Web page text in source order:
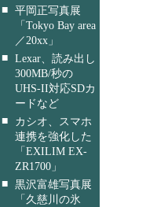
■ 平岡正写真展
「Tokyo Bay area
／20xx」
■ Lexar、読み出し
300MB/秒の
UHS-II対応SDカ
ードなど
■
カシオ、スマホ
連携を強化した
「EXILIM EX-
ZR1700」
■ 黒沢富雄写真展
「久慈川の氷